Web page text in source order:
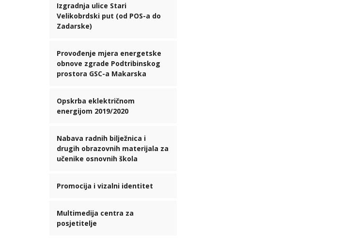
Izgradnja ulice Stari
Velikobrdski put (od POS-a do
Zadarske)
Provođenje mjera energetske
obnove zgrade Podtribinskog
prostora GSC-a Makarska
Opskrba eklektričnom
energijom 2019/2020
Nabava radnih bilježnica i
drugih obrazovnih materijala za
učenike osnovnih škola
Promocija i vizalni identitet
Multimedija centra za
posjetitelje